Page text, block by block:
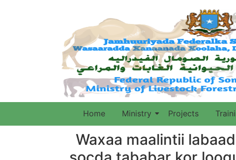
Home Ministry Projects
Waxaa maalintii